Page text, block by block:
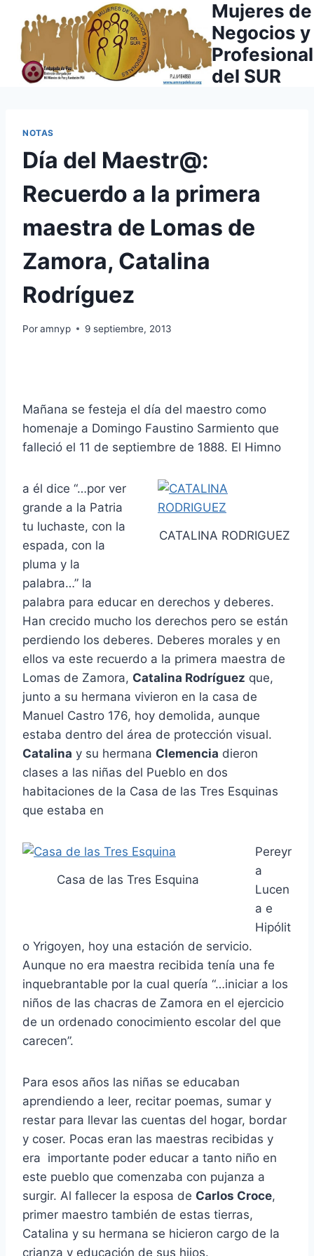
contenido
Mujeres de
Negocios y
del SUR
NOTAS
Día del Maestr@:
Recuerdo a la primera
maestra de Lomas de
Zamora, Catalina
Rodríguez
Poramnyp 9 septiembre, 2013
Mañana se festeja el día del maestro como
homenaje a Domingo Faustino Sarmiento que
falleció el 11 de septiembre de 1888. El Himno
CATALINA RODRIGUEZ
a él dice “…por ver
grande a la Patria
tu luchaste, con la
espada, con la
pluma y la
palabra…” la
palabra para educar en derechos y deberes.
Han crecido mucho los derechos pero se están
perdiendo los deberes. Deberes morales y en
ellos va este recuerdo a la primera maestra de
Lomas de Zamora, Catalina Rodríguez que,
junto a su hermana vivieron en la casa de
Manuel Castro 176, hoy demolida, aunque
estaba dentro del área de protección visual.
Catalina y su hermana Clemencia dieron
clases a las niñas del Pueblo en dos
habitaciones de la Casa de las Tres Esquinas
que estaba en
Casa de las Tres Esquina
Pereyr
a
Lucen
a e
Hipólit
o Yrigoyen, hoy una estación de servicio.
Aunque no era maestra recibida tenía una fe
inquebrantable por la cual quería “…iniciar a los
niños de las chacras de Zamora en el ejercicio
de un ordenado conocimiento escolar del que
carecen”.
Para esos años las niñas se educaban
aprendiendo a leer, recitar poemas, sumar y
restar para llevar las cuentas del hogar, bordar
y coser. Pocas eran las maestras recibidas y
era importante poder educar a tanto niño en
este pueblo que comenzaba con pujanza a
surgir. Al fallecer la esposa de Carlos Croce,
primer maestro también de estas tierras,
Catalina y su hermana se hicieron cargo de la
crianza y educación de sus hijos.